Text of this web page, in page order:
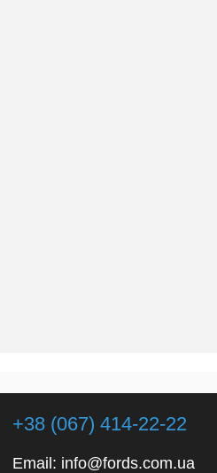
+38 (067) 414-22-22
Email: info@fords.com.ua